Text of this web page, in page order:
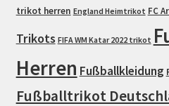
trikot herren England Heimtrikot FC
Trikots FIFA WM Katar 2022 trikot
Herren Fußballkleidung
Fußballtrikot